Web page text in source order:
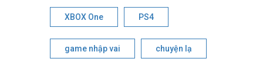
XBOX One PS4
game nhập vai chuyện lạ